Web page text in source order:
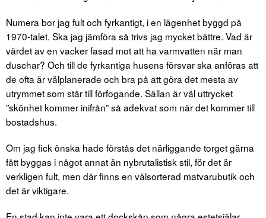
Numera bor jag fult och fyrkantigt, i en lägenhet byggd på
1970-talet. Ska jag jämföra så trivs jag mycket bättre. Vad är
värdet av en vacker fasad mot att ha varmvatten när man
duschar? Och till de fyrkantiga husens försvar ska anföras att
de ofta är välplanerade och bra på att göra det mesta av
utrymmet som står till förfogande. Sällan är väl uttrycket
”skönhet kommer inifrån” så adekvat som när det kommer till
bostadshus.
Om jag fick önska hade förstås det närliggande torget gärna
fått byggas i något annat än nybrutalistisk stil, för det är
verkligen fult, men där finns en välsorterad matvarubutik och
det är viktigare.